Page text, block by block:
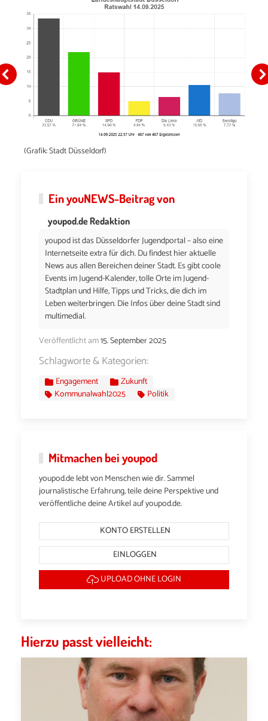
(Grafik: Stadt Düsseldorf)
EinyouNEWS-Beitrag von
youpod.de Redaktion
youpod ist das Düsseldorfer Jugendportal – also eine
Internetseite extra für dich. Du findest hier aktuelle
News aus allen Bereichen deiner Stadt. Es gibt coole
Events im Jugend-Kalender, tolle Orte im Jugend-
Stadtplan und Hilfe, Tipps und Tricks, die dich im
Leben weiterbringen. Die Infos über deine Stadt sind
multimedial.
Veröffentlicht am15. September 2025
Schlagworte & Kategorien:
Engagement
Zukunft
Kommunalwahl2025
Politik
Mitmachen bei youpod
youpod.de lebt von Menschen wie dir. Sammel
journalistische Erfahrung, teile deine Perspektive und
veröffentliche deine Artikel auf youpod.de.
KONTO ERSTELLEN
EINLOGGEN
UPLOAD OHNE LOGIN
Hierzu passt vielleicht: